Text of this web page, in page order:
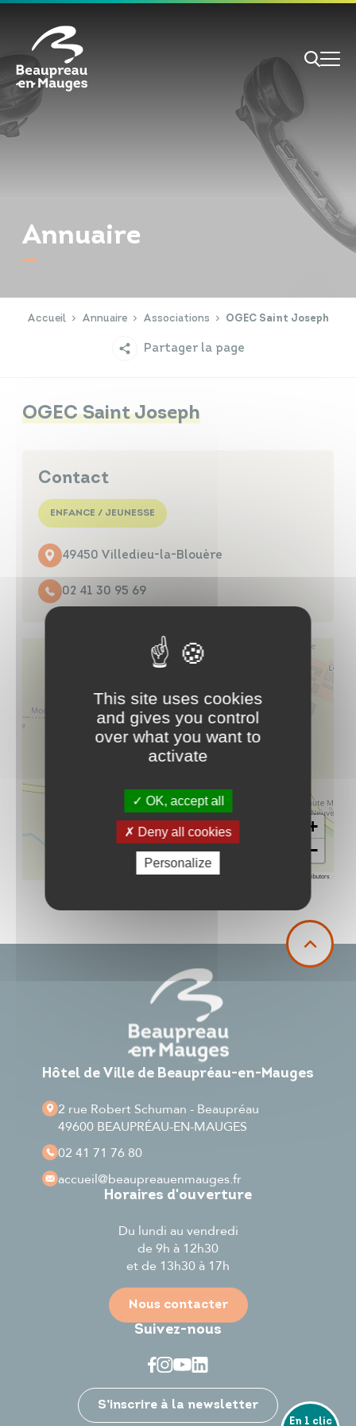
Je participe
RECHERCHE
Annuaire
Accueil Annuaire Associations OGEC Saint Joseph
Partager la page
OGEC Saint Joseph
Contact
ENFANCE / JEUNESSE
49450 Villedieu-la-Blouère
02 41 30 95 69
+
−
contributors
Hôtel de Ville de Beaupréau-en-Mauges
2 rue Robert Schuman - Beaupréau
49600 BEAUPRÉAU-EN-MAUGES
02 41 71 76 80
accueil@beaupreauenmauges.fr
Horaires d'ouverture
Du lundi au vendredi
de 9h à 12h30
et de 13h30 à 17h
Nous contacter
Suivez-nous
S’inscrire à la newsletter
Annuaires
En 1 clic
Cookies management panel
This site uses cookies
and gives you control
over what you want to
activate
OK, accept all
Deny all cookies
Personalize